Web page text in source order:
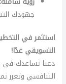
جهودك
استثمر في
التسويقي غدًا!
دعنا نساعدك في
التنافسي وتعزز